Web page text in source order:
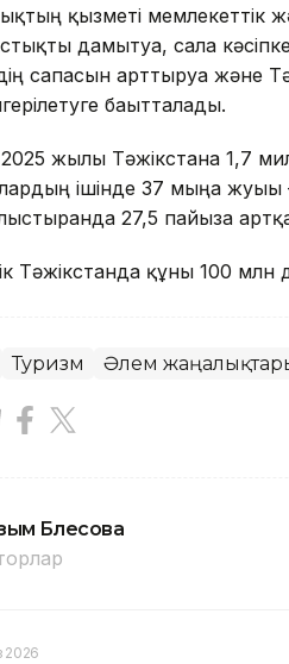
қызметі мемлекеттік
дамытуға, сала
сапасын арттыруға және
бағытталады.
2025 жылы Тәжікстанға 1,7
ішінде 37 мыңға
27,5 пайызға
Тәжікстанда құны 100
Туризм Әлем
Бөлесова
2026